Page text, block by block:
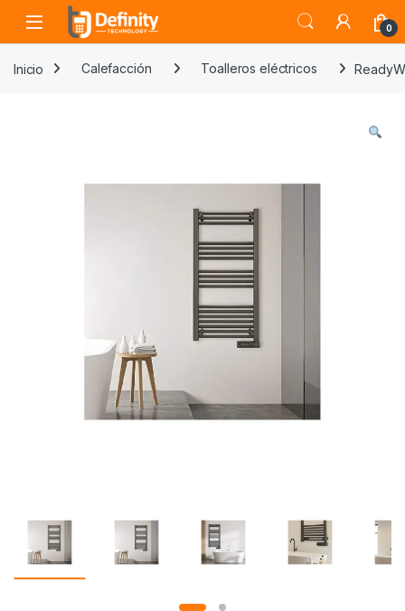
Skip to navigation
Skip to content
Open 0
Inicio Calefacción Toalleros eléctricos